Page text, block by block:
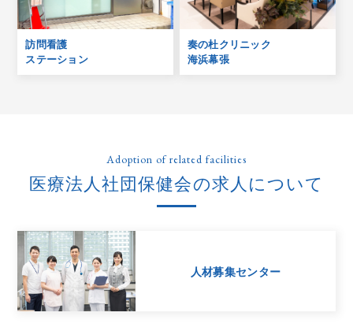
訪問看護
ステーション
奏の杜クリニック
海浜幕張
Adoption of related facilities
医療法人社団保健会の求人について
人材募集センター